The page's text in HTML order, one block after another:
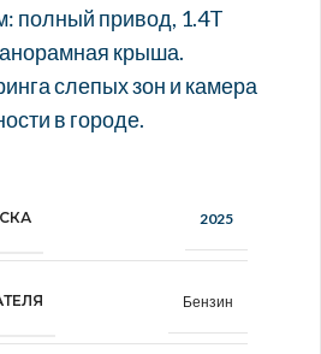
полный привод, 1.4T
крыша.
слепых зон и камера
в городе.
2025
Бензин